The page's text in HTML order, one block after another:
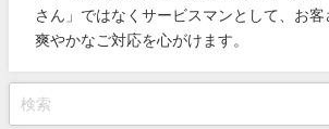
さん」ではなくサービスマンとして、お客
爽やかなご対応を心がけます。